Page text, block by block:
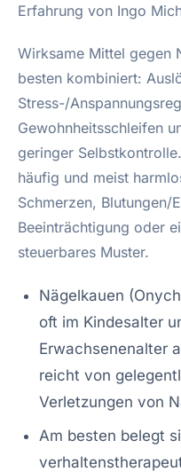
Erfahrung von Ingo
Wirksame Mittel gegen
besten kombiniert:
Stress-/
Gewohnheitsschleifen
geringer
häufig und meist
Schmerzen, Blutungen/
Beeinträchtigung oder
steuerbares Muster.
Nägelkauen
oft im Kindesalter
Erwachsenenalter
reicht von
Verletzungen von
Am besten belegt